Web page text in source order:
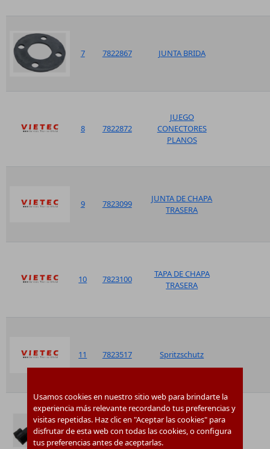
Usamos cookies en nuestro sitio web para brindarte la
experiencia más relevante recordando tus preferencias y
visitas repetidas. Haz clic en "Aceptar las cookies" para
disfrutar de esta web con todas las cookies, o configura
tus preferencias antes de aceptarlas.
7 7822867 JUNTA BRIDA
8 7822872
JUEGO
CONECTORES
PLANOS
9 7823099
JUNTA DE CHAPA
TRASERA
10 7823100
TAPA DE CHAPA
TRASERA
11 7823517 Spritzschutz
12 7825700
PIEZA DE
SUJECCION